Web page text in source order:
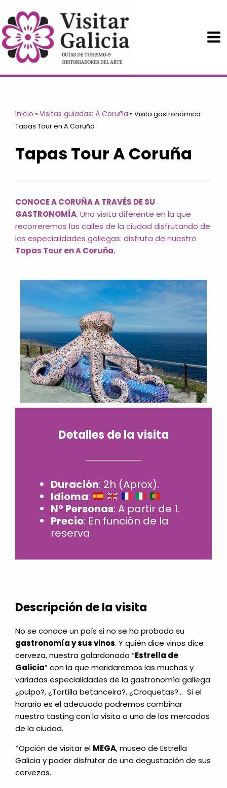
contenido
Inicio » Visitas guiadas: A Coruña » Visita gastronómica:
Tapas Tour en A Coruña
Tapas Tour A Coruña
CONOCE A CORUÑA A TRAVÉS DE SU
GASTRONOMÍA. Una visita diferente en la que
recorreremos las calles de la ciudad disfrutando de
las especialidades gallegas: disfruta de nuestro
Tapas Tour en A Coruña.
Detalles de la visita
Duración: 2h (Aprox).
Idioma:
Nº Personas: A partir de 1.
Precio: En función de la
reserva
Descripción de la visita
No se conoce un país si no se ha probado su
gastronomía y sus vinos. Y quién dice vinos dice
cerveza, nuestra galardonada “Estrella de
Galicia” con la que maridaremos las muchas y
variadas especialidades de la gastronomía gallega:
¿pulpo?, ¿Tortilla betanceira?, ¿Croquetas?… Si el
horario es el adecuado podremos combinar
nuestro tasting con la visita a uno de los mercados
de la ciudad.
*Opción de visitar el MEGA, museo de Estrella
Galicia y poder disfrutar de una degustación de sus
cervezas.